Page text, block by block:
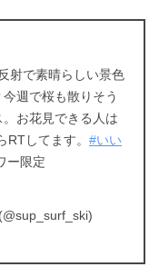
射で素晴らしい景色
週で桜も散りそう
お花見できる人は
してます。 #いい
ー限定